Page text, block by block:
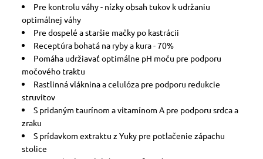
Pre kontrolu váhy - nízky obsah tukov k udržaniu
optimálnej váhy
Pre dospelé a staršie mačky po kastrácii
Receptúra bohatá na ryby a kura - 70%
Pomáha udržiavať optimálne pH moču pre podporu
močového traktu
Rastlinná vláknina a celulóza pre podporu redukcie
struvitov
S pridaným taurínom a vitamínom A pre podporu srdca a
zraku
S prídavkom extraktu z Yuky pre potlačenie zápachu
stolice